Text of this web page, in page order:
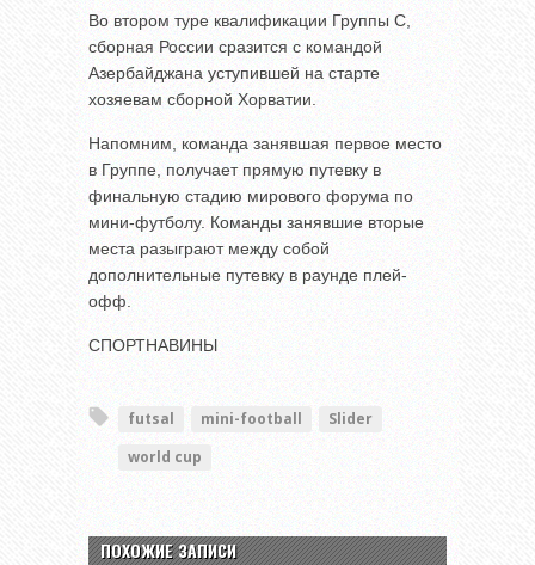
Во втором туре квалификации Группы С,
сборная России сразится с командой
Азербайджана уступившей на старте
хозяевам сборной Хорватии.
Напомним, команда занявшая первое место
в Группе, получает прямую путевку в
финальную стадию мирового форума по
мини-футболу. Команды занявшие вторые
места разыграют между собой
дополнительные путевку в раунде плей-
офф.
СПОРТНАВИНЫ
futsal mini-football
Slider
world cup
ПОХОЖИЕ ЗАПИСИ